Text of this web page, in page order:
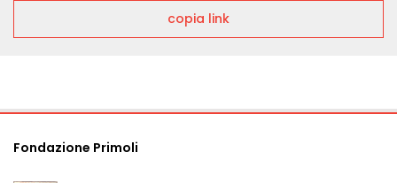
copia link
Fondazione Primoli